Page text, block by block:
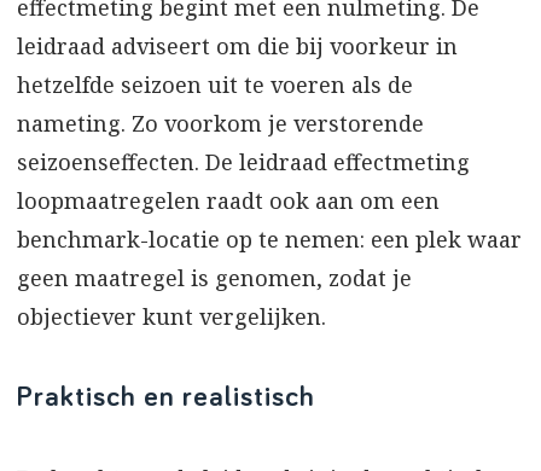
effectmeting begint met een nulmeting. De
leidraad adviseert om die bij voorkeur in
hetzelfde seizoen uit te voeren als de
nameting. Zo voorkom je verstorende
seizoenseffecten. De leidraad effectmeting
loopmaatregelen raadt ook aan om een
benchmark-locatie op te nemen: een plek waar
geen maatregel is genomen, zodat je
objectiever kunt vergelijken.
Praktisch en realistisch